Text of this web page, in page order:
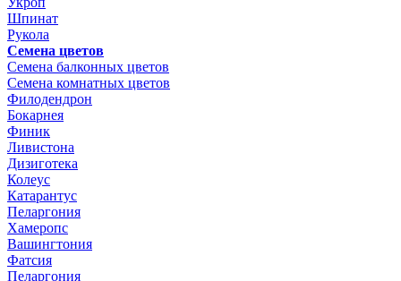
Шпинат
Рукола
Семена цветов
Семена балконных цветов
Семена комнатных цветов
Филодендрон
Бокарнея
Финик
Ливистона
Дизиготека
Колеус
Катарантус
Пеларгония
Хамеропс
Вашингтония
Фатсия
Пеларгония